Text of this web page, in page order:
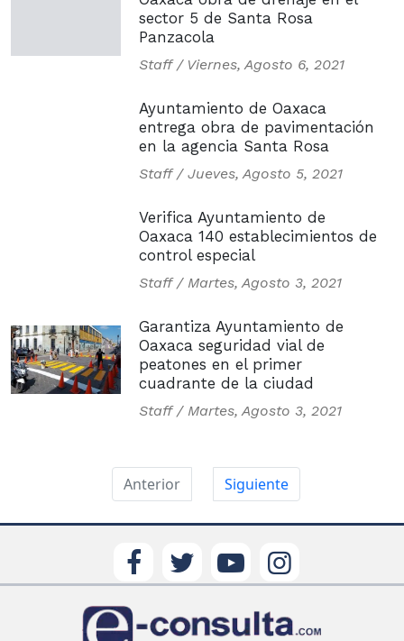
sector 5 de Santa Rosa
Panzacola
Staff / Viernes, Agosto 6, 2021
Ayuntamiento de Oaxaca
entrega obra de pavimentación
en la agencia Santa Rosa
Staff / Jueves, Agosto 5, 2021
Verifica Ayuntamiento de
Oaxaca 140 establecimientos de
control especial
Staff / Martes, Agosto 3, 2021
Garantiza Ayuntamiento de
Oaxaca seguridad vial de
peatones en el primer
cuadrante de la ciudad
Staff / Martes, Agosto 3, 2021
Anterior Siguiente